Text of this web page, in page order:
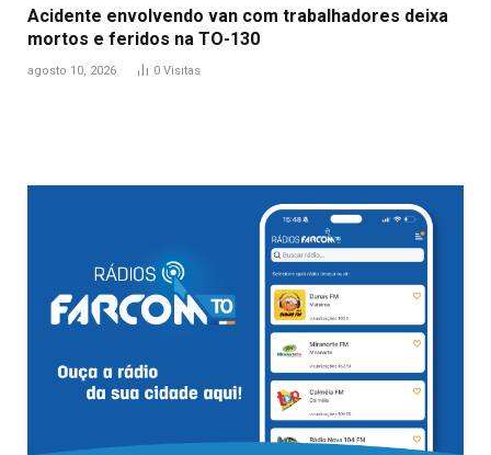
Acidente envolvendo van com trabalhadores deixa
mortos e feridos na TO-130
agosto 10, 2026 0 Visitas